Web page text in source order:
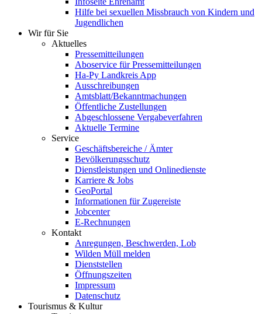
Hilfe bei sexuellen Missbrauch von Kindern und
Jugendlichen
Wir für Sie
Aktuelles
Pressemitteilungen
Aboservice für Pressemitteilungen
Ha-Py Landkreis App
Ausschreibungen
Amtsblatt/Bekanntmachungen
Öffentliche Zustellungen
Abgeschlossene Vergabeverfahren
Aktuelle Termine
Service
Geschäftsbereiche / Ämter
Bevölkerungsschutz
Dienstleistungen und Onlinedienste
Karriere & Jobs
GeoPortal
Informationen für Zugereiste
Jobcenter
E-Rechnungen
Kontakt
Anregungen, Beschwerden, Lob
Wilden Müll melden
Dienststellen
Öffnungszeiten
Impressum
Datenschutz
Tourismus & Kultur